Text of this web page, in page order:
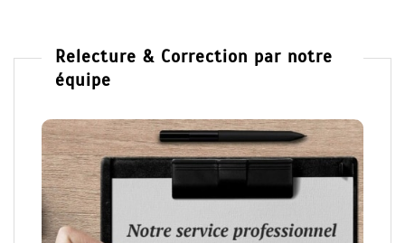
Relecture & Correction par notre
équipe